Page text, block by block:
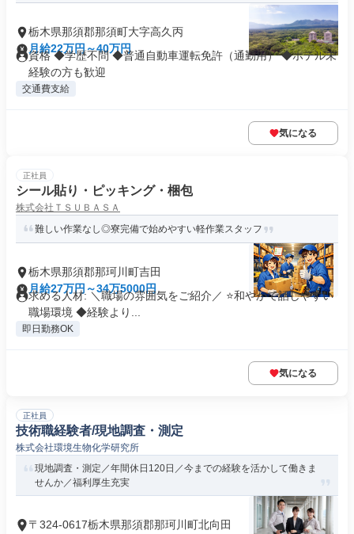
栃木県那須郡那須町大字高久丙
月給22万円～40万円
資格 ◆学歴不問 ◆普通自動車運転免許（通勤用） ◆ホテル未
経験の方も歓迎
交通費支給
気になる
正社員
シール貼り・ピッキング・梱包
株式会社ＴＳＵＢＡＳＡ
難しい作業なし◎寮完備で始めやすい軽作業スタッフ
栃木県那須郡那珂川町吉田
月給27万円～34万5000円
求める人材: ＼職場の雰囲気をご紹介／ ⭐和やかで話しやすい
職場環境 ◆経験より...
即日勤務OK
気になる
正社員
技術職経験者/現地調査・測定
株式会社環境生物化学研究所
現地調査・測定／年間休日120日／今までの経験を活かして働きま
せんか／福利厚生充実
〒324-0617栃木県那須郡那珂川町北向田